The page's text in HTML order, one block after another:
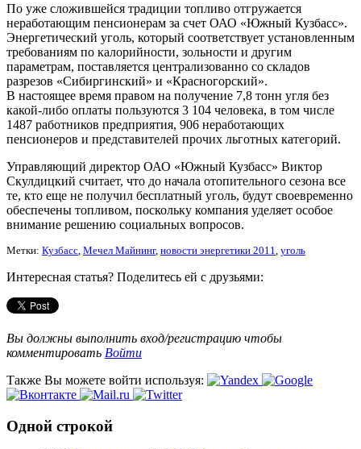
По уже сложившейся традиции топливо отгружается
неработающим пенсионерам за счет ОАО «Южный Кузбасс».
Энергетический уголь, который соответствует установленным
требованиям по калорийности, зольности и другим
параметрам, поставляется централизованно со складов
разрезов «Сибиргинский» и «Красногорский».
В настоящее время правом на получение 7,8 тонн угля без
какой-либо оплаты пользуются 3 104 человека, в том числе
1487 работников предприятия, 906 неработающих
пенсионеров и представителей прочих льготных категорий.
Управляющий директор ОАО «Южный Кузбасс» Виктор
Скулдицкий считает, что до начала отопительного сезона все
те, кто еще не получил бесплатный уголь, будут своевременно
обеспечены топливом, поскольку компания уделяет особое
внимание решению социальных вопросов.
Метки: Кузбасс, Мечел Майнинг, новости энергетики 2011, уголь
Интересная статья? Поделитесь ей с друзьями:
Вы должны выполнить вход/регистрацию чтобы
комментировать Войти
Также Вы можете войти используя:
Одной строкой